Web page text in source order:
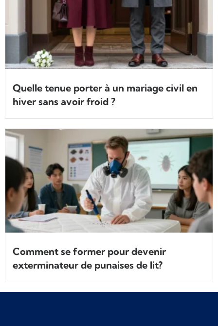
Quelle tenue porter à un mariage civil en
hiver sans avoir froid ?
Comment se former pour devenir
exterminateur de punaises de lit?